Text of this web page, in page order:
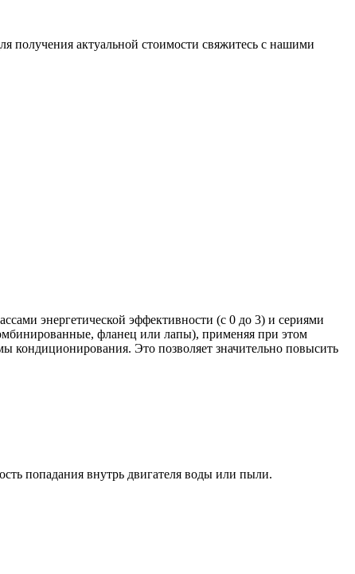
получения актуальной стоимости свяжитесь с нашими
энергетической эффективности (с 0 до 3) и сериями
фланец или лапы), применяя при этом
Это позволяет значительно повысить
попадания внутрь двигателя воды или пыли.